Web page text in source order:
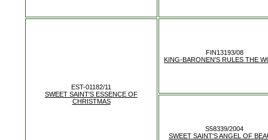
EST-01182/11
SWEET SAINT'S ESSENCE OF
CHRISTMAS
FIN13193/08
KING-BARONEN'S RULES THE
S58339/2004
SWEET SAINT'S ANGEL OF